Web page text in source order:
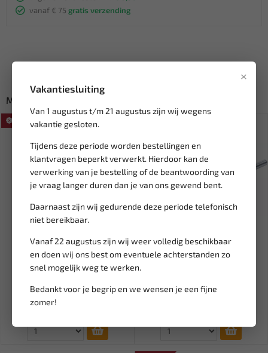
×
Vakantiesluiting
Van 1 augustus t/m 21 augustus zijn wij wegens
vakantie gesloten.
Tijdens deze periode worden bestellingen en
klantvragen beperkt verwerkt. Hierdoor kan de
verwerking van je bestelling of de beantwoording van
je vraag langer duren dan je van ons gewend bent.
Daarnaast zijn wij gedurende deze periode telefonisch
niet bereikbaar.
Vanaf 22 augustus zijn wij weer volledig beschikbaar
en doen wij ons best om eventuele achterstanden zo
snel mogelijk weg te werken.
Bedankt voor je begrip en we wensen je een fijne
zomer!
vanaf € 75 gratis verzending
Misschien ook interessant:
Leverbaar
FORCE Schroefverwijder /
uitdraai set Torx 908U2
82,38
Leverbaar
BGS Kettingbreker voor
45,81